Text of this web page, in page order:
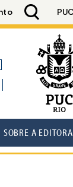
SOBRE A EDITORA